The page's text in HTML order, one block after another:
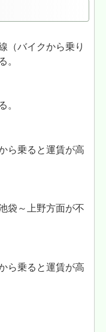
（バイクから乗り
。
。
ら乗ると運賃が高
袋～上野方面が不
ら乗ると運賃が高